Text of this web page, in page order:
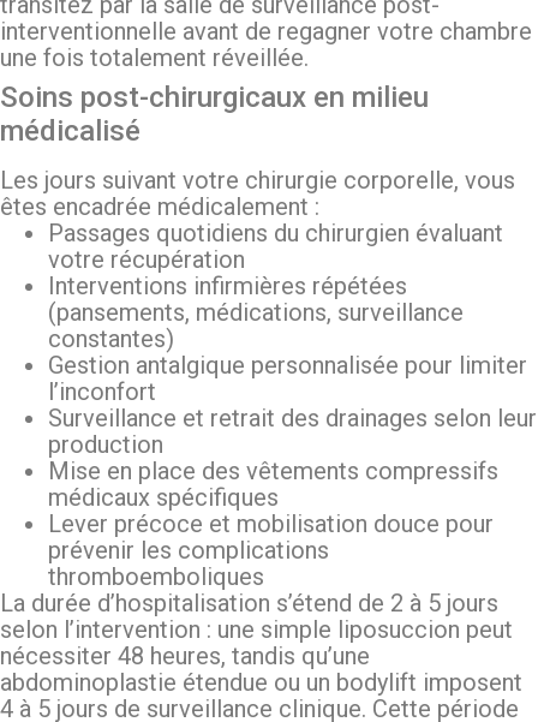
interventionnelle avant de regagner votre chambre
une fois totalement réveillée.
Soins post-chirurgicaux en milieu
médicalisé
Les jours suivant votre chirurgie corporelle, vous
êtes encadrée médicalement :
Passages quotidiens du chirurgien évaluant
votre récupération
Interventions infirmières répétées
(pansements, médications, surveillance
constantes)
Gestion antalgique personnalisée pour limiter
l’inconfort
Surveillance et retrait des drainages selon leur
production
Mise en place des vêtements compressifs
médicaux spécifiques
Lever précoce et mobilisation douce pour
prévenir les complications
thromboemboliques
La durée d’hospitalisation s’étend de 2 à 5 jours
selon l’intervention : une simple liposuccion peut
nécessiter 48 heures, tandis qu’une
abdominoplastie étendue ou un bodylift imposent
4 à 5 jours de surveillance clinique. Cette période